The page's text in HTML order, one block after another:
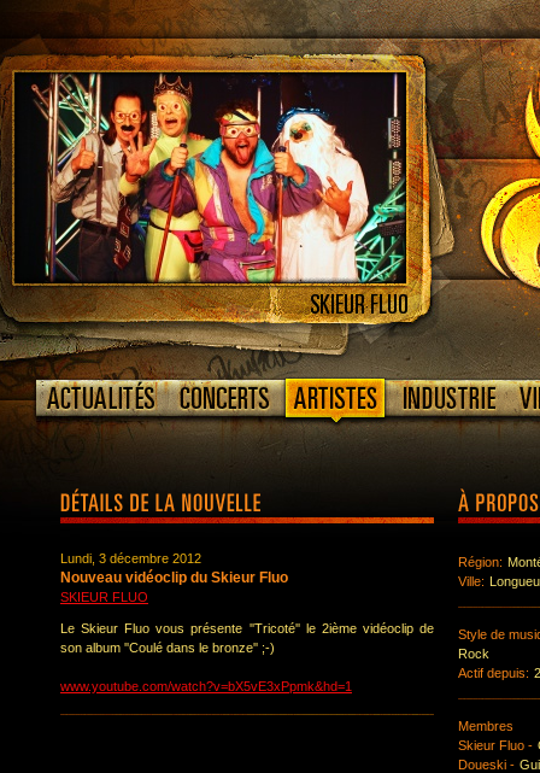
Lundi, 3 décembre 2012
Nouveau vidéoclip du Skieur Fluo
SKIEUR FLUO
Le Skieur Fluo vous présente ''Tricoté'' le 2ième vidéoclip de
son album ''Coulé dans le bronze'' ;-)
www.youtube.com/watch?v=bX5vE3xPpmk&hd=1
Région:
Ville:
Style de
Rock
Actif depuis:
Membres
Skieur Fluo -
Doueski -